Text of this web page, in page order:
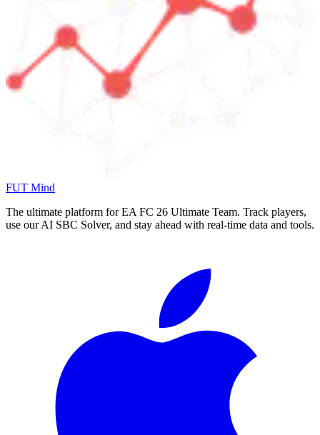
FUT Mind
The ultimate platform for EA FC 26 Ultimate Team. Track players,
use our AI SBC Solver, and stay ahead with real-time data and tools.